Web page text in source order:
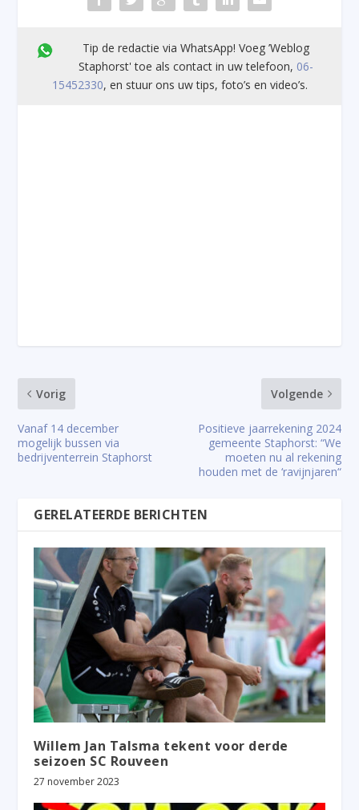
Tip de redactie via WhatsApp! Voeg ’Weblog
Staphorst' toe als contact in uw telefoon, 06-
15452330, en stuur ons uw tips, foto’s en video’s.
Vorig
Vanaf 14 december
mogelijk bussen via
bedrijventerrein Staphorst
Volgende
Positieve jaarrekening 2024
gemeente Staphorst: “We
moeten nu al rekening
houden met de ‘ravijnjaren“
GERELATEERDE BERICHTEN
Willem Jan Talsma tekent voor derde
seizoen SC Rouveen
27 november 2023